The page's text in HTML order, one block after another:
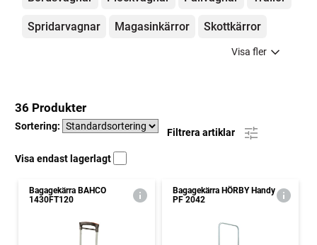
Spridarvagnar Magasinkärror Skottkärror
Visa fler
36 Produkter
Sortering:
Filtrera artiklar
Visa endast lagerlagt
Bagagekärra BAHCO
1430FT120
Bagagekärra HÖRBY Handy
PF 2042